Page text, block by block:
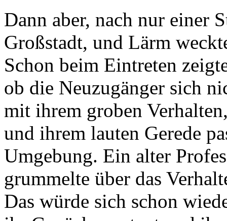
Dann aber, nach nur einer
Großstadt, und Lärm
Schon beim Eintreten
ob die Neuzugänger sich
mit ihrem groben
und ihrem lauten Gerede
Umgebung. Ein alter
grummelte über das
Das würde sich schon